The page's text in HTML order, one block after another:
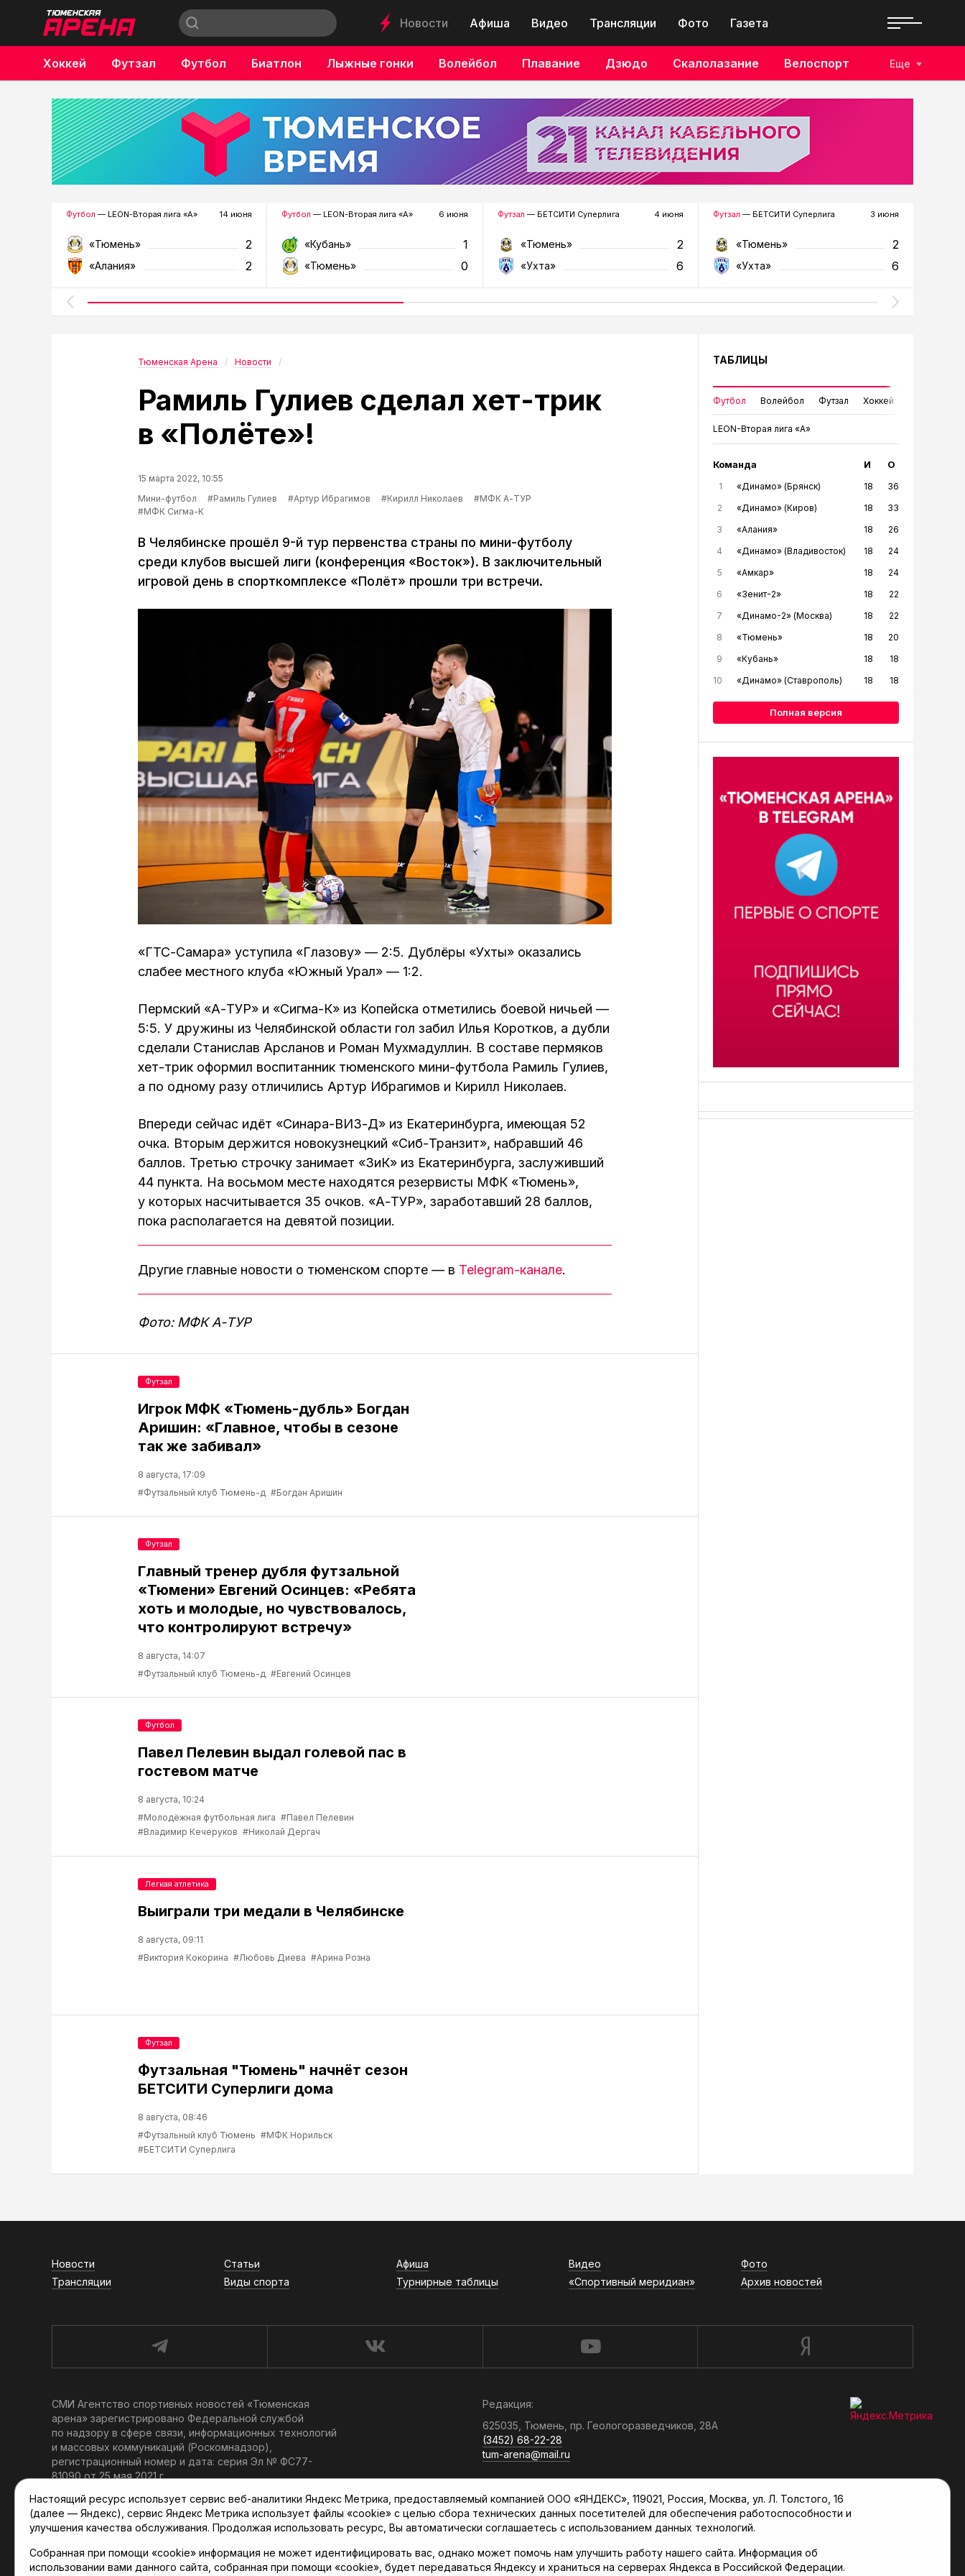
Новости Афиша Видео Трансляции Фото Газета
Хоккей Футзал Футбол Биатлон Лыжные гонки Волейбол Плавание Дзюдо Скалолазание Велоспорт
Бокс
Еще
Футбол — LEON-Вторая лига «А» 14 июня
«Тюмень» 2
«Алания» 2
Футбол — LEON-Вторая лига «А» 6 июня
«Кубань» 1
«Тюмень» 0
Футзал — БЕТСИТИ Суперлига 4 июня
«Тюмень» 2
«Ухта» 6
Футзал — БЕТСИТИ Суперлига 3 июня
«Тюмень» 2
«Ухта» 6
Тюменская Арена Новости
Рамиль Гулиев сделал хет-трик
в «Полёте»!
15 марта 2022, 10:55
Мини-футбол
#Рамиль Гулиев #Артур Ибрагимов #Кирилл Николаев
#МФК А-ТУР
#МФК Сигма-К
В Челябинске прошёл 9-й тур первенства страны по мини-футболу
среди клубов высшей лиги (конференция «Восток»). В заключительный
игровой день в спорткомплексе «Полёт» прошли три встречи.
«ГТС-Самара» уступила «Глазову» — 2:5. Дублёры «Ухты» оказались
слабее местного клуба «Южный Урал» — 1:2.
Пермский «А-ТУР» и «Сигма-К» из Копейска отметились боевой ничьей —
5:5. У дружины из Челябинской области гол забил Илья Коротков, а дубли
сделали Станислав Арсланов и Роман Мухмадуллин. В составе пермяков
хет-трик оформил воспитанник тюменского мини-футбола Рамиль Гулиев,
а по одному разу отличились Артур Ибрагимов и Кирилл Николаев.
Впереди сейчас идёт «Синара-ВИЗ-Д» из Екатеринбурга, имеющая 52
очка. Вторым держится новокузнецкий «Сиб-Транзит», набравший 46
баллов. Третью строчку занимает «ЗиК» из Екатеринбурга, заслуживший
44 пункта. На восьмом месте находятся резервисты МФК «Тюмень»,
у которых насчитывается 35 очков. «А-ТУР», заработавший 28 баллов,
пока располагается на девятой позиции.
Другие главные новости о тюменском спорте — в Telegram-канале.
Фото: МФК А-ТУР
Игрок МФК «Тюмень-дубль» Богдан
Аришин: «Главное, чтобы в сезоне
так же забивал»
8 августа, 17:09
#Футзальный клуб Тюмень-д #Богдан Аришин
Футзал
Главный тренер дубля футзальной
«Тюмени» Евгений Осинцев: «Ребята
хоть и молодые, но чувствовалось,
что контролируют встречу»
8 августа, 14:07
#Футзальный клуб Тюмень-д #Евгений Осинцев
Футзал
Павел Пелевин выдал голевой пас в
гостевом матче
8 августа, 10:24
#Молодёжная футбольная лига #Павел Пелевин
#Владимир Кечеруков #Николай Дергач
Футбол
Выиграли три медали в Челябинске
8 августа, 09:11
#Виктория Кокорина #Любовь Диева #Арина Розна
Легкая атлетика
Футзальная "Тюмень" начнёт сезон
БЕТСИТИ Суперлиги дома
8 августа, 08:46
#Футзальный клуб Тюмень #МФК Норильск
#БЕТСИТИ Суперлига
Футзал
ТАБЛИЦЫ
Футбол Волейбол Футзал Хоккей
LEON-Вторая лига «А»
Команда И О
1 «Динамо» (Брянск) 18
36
2
«Динамо» (Киров) 18
33
3
«Алания» 18
26
4
«Динамо» (Владивосток) 18
24
5
«Амкар» 18
24
6
«Зенит-2» 18
22
7
«Динамо-2» (Москва) 18
22
8
«Тюмень» 18
20
9
«Кубань» 18
18
10
«Динамо» (Ставрополь) 18 18
Полная версия
Новости Статьи Афиша Видео
Фото
Трансляции
Виды спорта Турнирные таблицы «Спортивный меридиан» Архив новостей
СМИ Агентство спортивных новостей «Тюменская
арена» зарегистрировано Федеральной службой
по надзору в сфере связи, информационных технологий
и массовых коммуникаций (Роскомнадзор),
регистрационный номер и дата: серия Эл № ФС77-
81090 от 25 мая 2021 г.
Главный редактор: Мартынов В. В.
При использовании материалов ссылка обязательна.
Политика конфиденциальности
Редакция:
625035, Тюмень, пр. Геологоразведчиков, 28А
(3452) 68-22-28
tum-arena@mail.ru
Отдел продаж:
(3452) 68-89-78
kotovaev@sibinformburo.ru
Настоящий ресурс использует сервис веб-аналитики Яндекс Метрика, предоставляемый компанией ООО «ЯНДЕКС», 119021, Россия, Москва, ул. Л. Толстого, 16
(далее — Яндекс), сервис Яндекс Метрика использует файлы «cookie» с целью сбора технических данных посетителей для обеспечения работоспособности и
улучшения качества обслуживания. Продолжая использовать ресурс, Вы автоматически соглашаетесь с использованием данных технологий.
Собранная при помощи «cookie» информация не может идентифицировать вас, однако может помочь нам улучшить работу нашего сайта. Информация об
использовании вами данного сайта, собранная при помощи «cookie», будет передаваться Яндексу и храниться на серверах Яндекса в Российской Федерации.